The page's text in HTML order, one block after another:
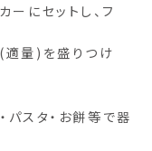
にセットし、フ
量)を盛りつけ
パスタ・お餅等で器